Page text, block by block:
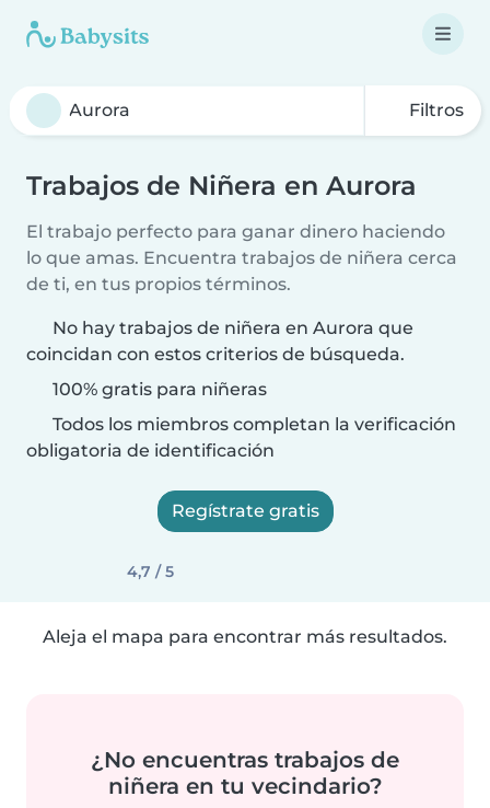
Filtros
Trabajos de Niñera en Aurora
El trabajo perfecto para ganar dinero haciendo
lo que amas. Encuentra trabajos de niñera cerca
de ti, en tus propios términos.
No hay trabajos de niñera en Aurora que
coincidan con estos criterios de búsqueda.
100% gratis para niñeras
Todos los miembros completan la verificación
obligatoria de identificación
Regístrate gratis
4,7 / 5
Aleja el mapa para encontrar más resultados.
¿No encuentras trabajos de
niñera en tu vecindario?